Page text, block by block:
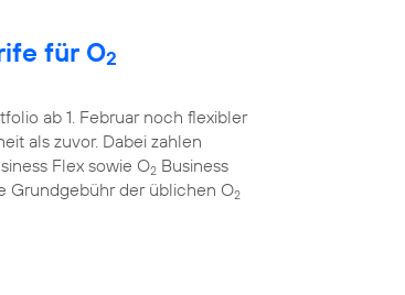
für O2
ab 1. Februar noch flexibler
als zuvor. Dabei zahlen
Flex sowie O2 Business
Grundgebühr der üblichen O2